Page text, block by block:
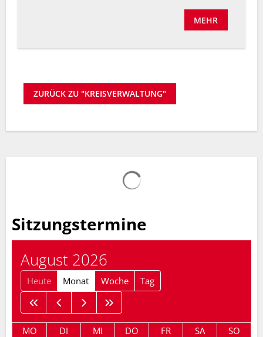
MEHR
ZURÜCK ZU "KREISVERWALTUNG"
Sitzungstermine
August 2026
Heute Monat Woche Tag
MO DI MI DO FR SA
SO